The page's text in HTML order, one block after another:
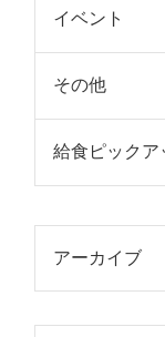
イベント
その他
給食ピックア
アーカイブ